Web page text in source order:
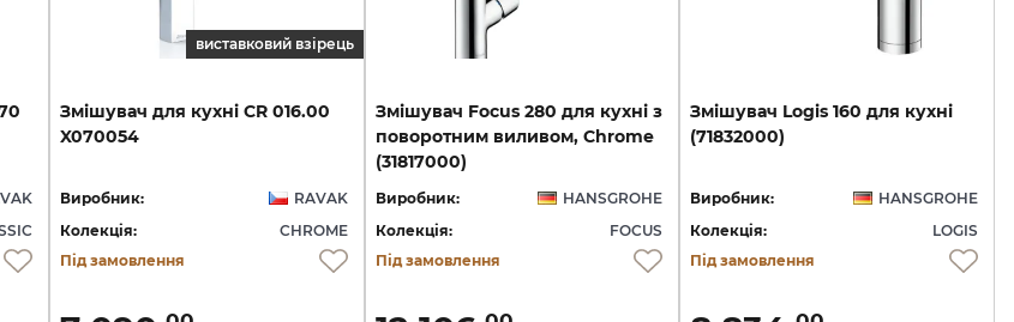
виставковий взірець
Змішувач для кухні CR 016.00
X070054
Виробник:
RAVAK
Колекція:
CHROME
Під замовлення
Змішувач Focus 280 для кухні з
поворотним виливом, Chrome
(31817000)
Виробник:
HANSGROHE
Колекція:
FOCUS
Під замовлення
Змішувач Logis 160 для кухні
(71832000)
Виробник:
HANSGROHE
Колекція:
LOGIS
Під замовлення